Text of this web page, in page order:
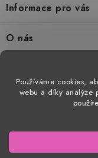
Používáme cookies,
webu a díky analýze
p
a
t
Informace pro vás
Tabulka velikostí
Obchodní podmínky
Podmínky ochrany
O nás
Proč AMÁLKA?
Blog
Facebook
Copyright 2026AMÁLKA.